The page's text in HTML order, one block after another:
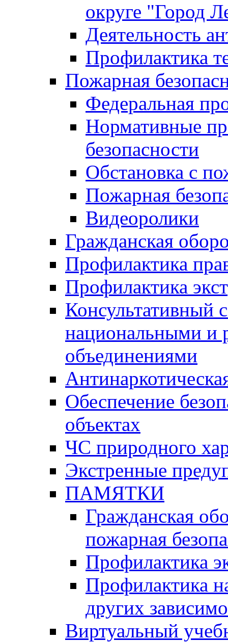
округе "Город
Деятельность
Профилактика
Пожарная
Федеральная
Нормативные
безопасности
Обстановка с
Пожарная
Видеоролики
Гражданская
Профилактика
Профилактика
Консультативный
национальными и
объединениями
Обеспечение
объектах
ЧС природного
Экстренные
ПАМЯТКИ
Гражданская
пожарная
Профилактика
Профилактика
других
Виртуальный